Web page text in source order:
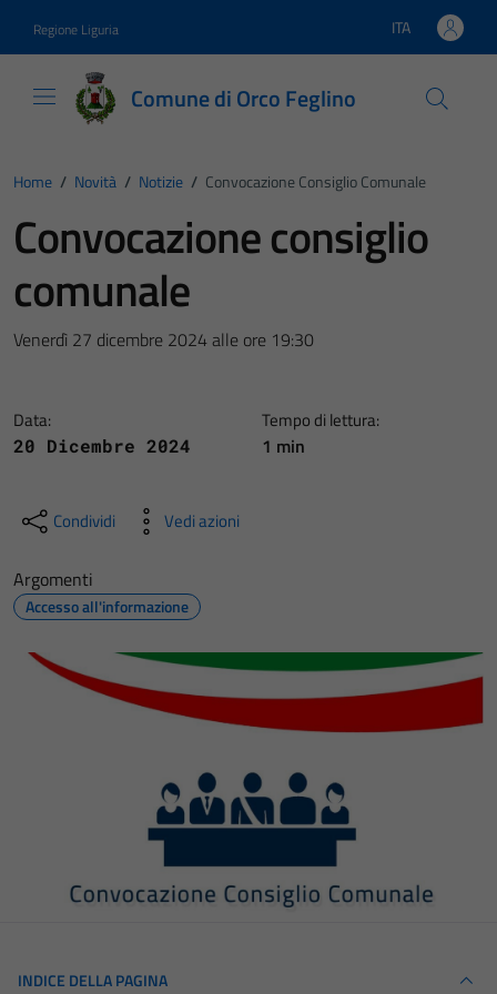
Regione Liguria Lingua attiva:
ITA
Comune di Orco Feglino
Home / Novità / Notizie / Convocazione Consiglio Comunale
Convocazione consiglio
comunale
Venerdì 27 dicembre 2024 alle ore 19:30
Data:
20 Dicembre 2024
Tempo di lettura:
1 min
Condividi Vedi azioni
Argomenti
Accesso all'informazione
INDICE DELLA PAGINA